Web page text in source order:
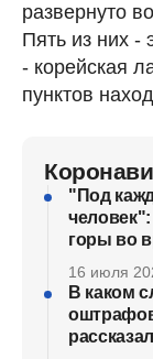
развернуто
Пять из них -
- корейская
пунктов
"Под
горы во
16 июля
В каком